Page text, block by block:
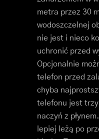
metra przez 30
wodoszczelnej
nie jest i nieco
uchronić przed
Opcjonalnie
telefon przed
chyba
telefonu jest
naczyń z
lepiej leżą po